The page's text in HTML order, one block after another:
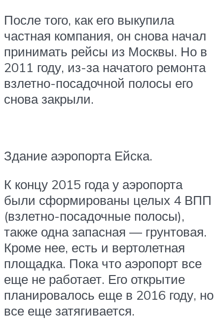
После того, как его выкупила
частная компания, он снова начал
принимать рейсы из Москвы. Но в
2011 году, из-за начатого ремонта
взлетно-посадочной полосы его
снова закрыли.
Здание аэропорта Ейска.
К концу 2015 года у аэропорта
были сформированы целых 4 ВПП
(взлетно-посадочные полосы),
также одна запасная — грунтовая.
Кроме нее, есть и вертолетная
площадка. Пока что аэропорт все
еще не работает. Его открытие
планировалось еще в 2016 году, но
все еще затягивается.